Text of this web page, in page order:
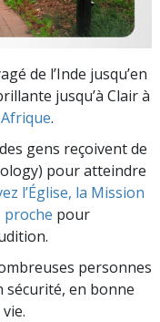
de l’Inde jusqu’en
jusqu’à Clair à
.
gens reçoivent de
pour atteindre
l’Église, la Mission
proche pour
personnes
sécurité, en bonne